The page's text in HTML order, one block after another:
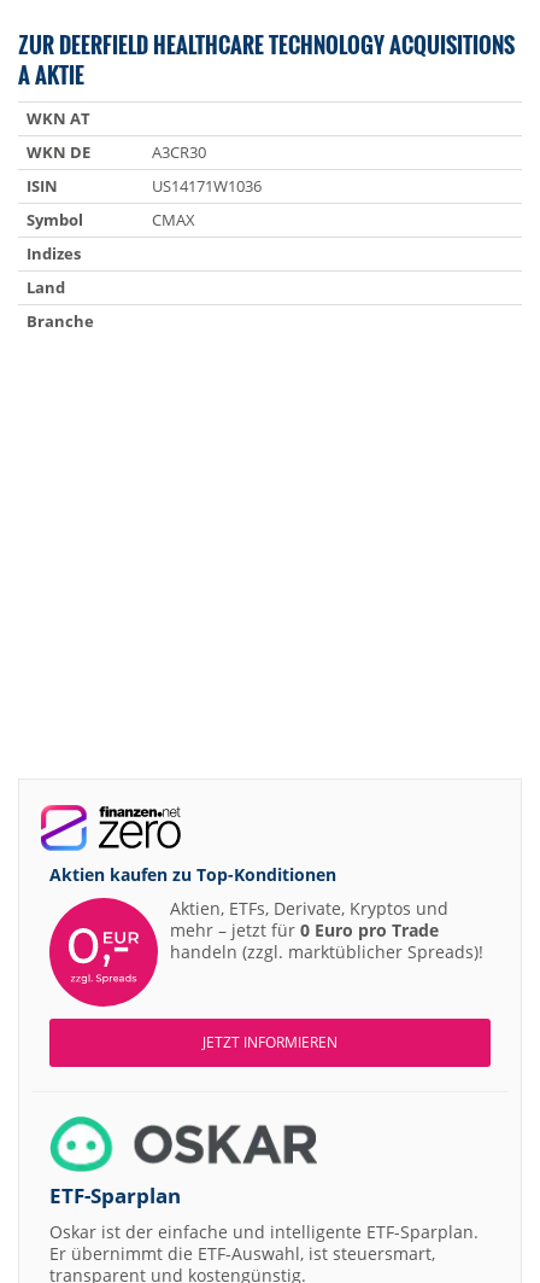
ZUR DEERFIELD HEALTHCARE TECHNOLOGY ACQUISITIONS
A AKTIE
WKN AT
WKN DE
A3CR30
ISIN
US14171W1036
Symbol
CMAX
Indizes
Land
Branche
Aktien kaufen zu Top-Konditionen
Aktien, ETFs, Derivate, Kryptos und
mehr – jetzt für 0 Euro pro Trade
handeln (zzgl. marktüblicher Spreads)!
JETZT INFORMIEREN
ETF-Sparplan
Oskar ist der einfache und intelligente ETF-Sparplan.
Er übernimmt die ETF-Auswahl, ist steuersmart,
transparent und kostengünstig.